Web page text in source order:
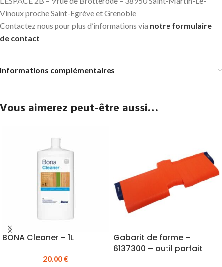
Vinoux proche Saint-Egrève et Grenoble
Contactez nous pour plus d’informations via notre formulaire
de contact
Informations complémentaires
Vous aimerez peut-être aussi…
BONA Cleaner – 1L
20.00€
Gabarit de forme –
6137300 – outil parfait